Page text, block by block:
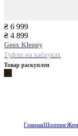
₴ 6 999
₴ 4 899
Geox Kleopy
Туфли на каблуках
Товар раскуплен
ГлавнаяШоппинг